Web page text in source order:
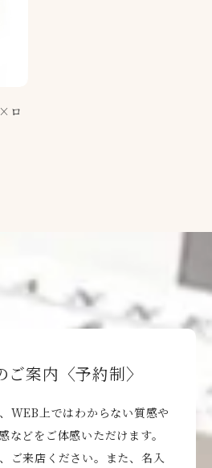
ロ
案内〈予約制〉
WEB上ではわからない質感や
などをご体感いただけます。
ご来店ください。また、名入